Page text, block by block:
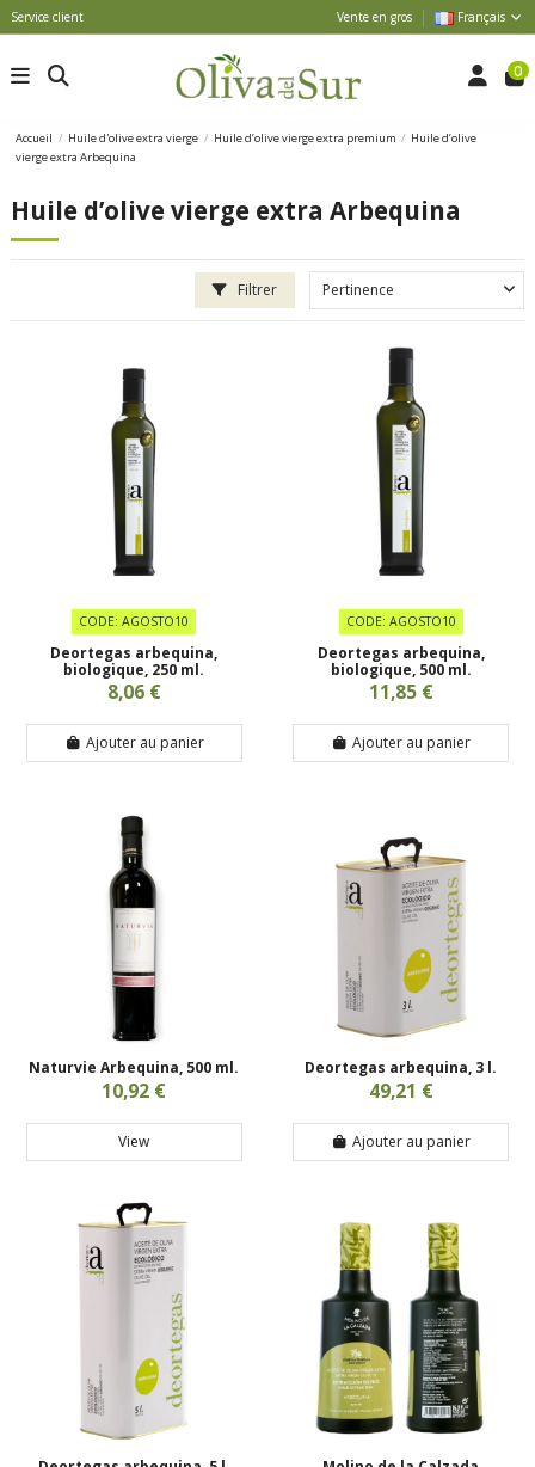
Service client Vente en gros Français
0
Accueil Huile d'olive extra vierge Huile d’olive vierge extra premium
Huile d’olive
vierge extra Arbequina
Huile d’olive vierge extra Arbequina
Filtrer
CODE: AGOSTO10
Deortegas arbequina,
biologique, 250 ml.
8,06 €
Ajouter au panier
CODE: AGOSTO10
Deortegas arbequina,
biologique, 500 ml.
11,85 €
Ajouter au panier
Naturvie Arbequina, 500 ml.
10,92 €
View
Deortegas arbequina, 3 l.
49,21 €
Ajouter au panier